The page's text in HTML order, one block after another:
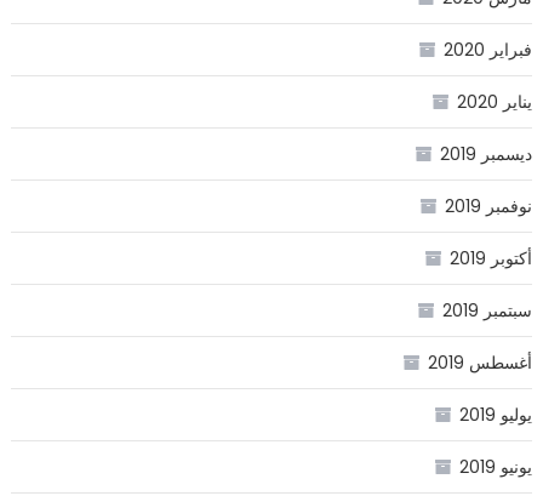
فبراير 2020
يناير 2020
ديسمبر 2019
نوفمبر 2019
أكتوبر 2019
سبتمبر 2019
أغسطس 2019
يوليو 2019
يونيو 2019